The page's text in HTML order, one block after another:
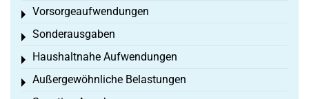
Vorsorgeaufwendungen
Toggle menu
Sonderausgaben
Toggle menu
Haushaltnahe Aufwendungen
Toggle menu
Außergewöhnliche Belastungen
Toggle menu